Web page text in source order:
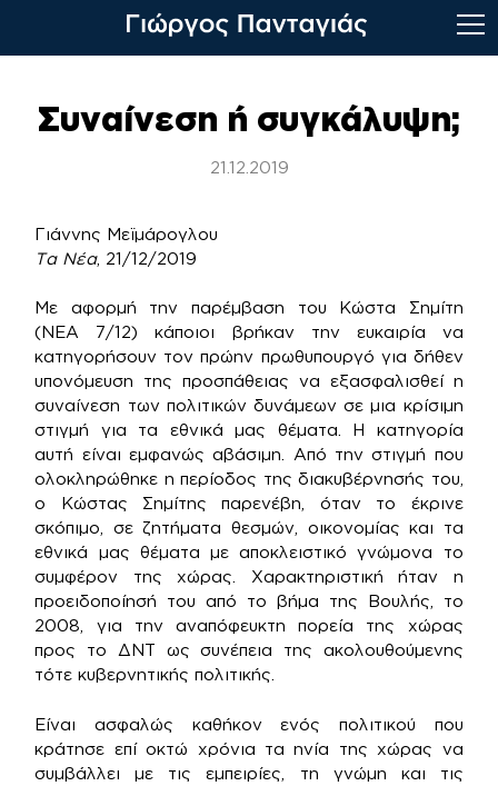
contentΣυναίνεση ή συγκάλυψη;
21.12.2019
Γιάννης Μεϊμάρογλου
Τα Νέα, 21/12/2019
Με αφορμή την παρέμβαση του Κώστα Σημίτη
(ΝΕΑ 7/12) κάποιοι βρήκαν την ευκαιρία να
κατηγορήσουν τον πρώην πρωθυπουργό για δήθεν
υπονόμευση της προσπάθειας να εξασφαλισθεί η
συναίνεση των πολιτικών δυνάμεων σε μια κρίσιμη
στιγμή για τα εθνικά μας θέματα. Η κατηγορία
αυτή είναι εμφανώς αβάσιμη. Από την στιγμή που
ολοκληρώθηκε η περίοδος της διακυβέρνησής του,
ο Κώστας Σημίτης παρενέβη, όταν το έκρινε
σκόπιμο, σε ζητήματα θεσμών, οικονομίας και τα
εθνικά μας θέματα με αποκλειστικό γνώμονα το
συμφέρον της χώρας. Χαρακτηριστική ήταν η
προειδοποίησή του από το βήμα της Βουλής, το
2008, για την αναπόφευκτη πορεία της χώρας
προς το ΔΝΤ ως συνέπεια της ακολουθούμενης
τότε κυβερνητικής πολιτικής.
Είναι ασφαλώς καθήκον ενός πολιτικού που
κράτησε επί οκτώ χρόνια τα ηνία της χώρας να
συμβάλλει με τις εμπειρίες, τη γνώμη και τις